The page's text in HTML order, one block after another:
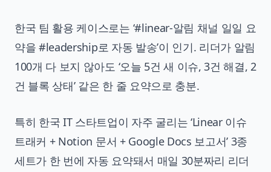
한국 팀 활용 케이스로는 ‘#linear-알림 채널 일일 요
약을 #leadership로 자동 발송’이 인기. 리더가 알림
100개 다 보지 않아도 ‘오늘 5건 새 이슈, 3건 해결, 2
건 블록 상태’ 같은 한 줄 요약으로 충분.
특히 한국 IT 스타트업이 자주 굴리는 ‘Linear 이슈
트래커 + Notion 문서 + Google Docs 보고서’ 3종
세트가 한 번에 자동 요약돼서 매일 30분짜리 리더